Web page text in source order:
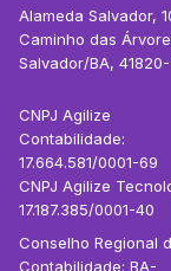
Alameda Salvador,
Caminho das
Salvador/BA,
CNPJ Agilize
Contabilidade:
17.664.581/0001-69
CNPJ Agilize
17.187.385/0001-40
Conselho Regional
Contabilidade: BA-